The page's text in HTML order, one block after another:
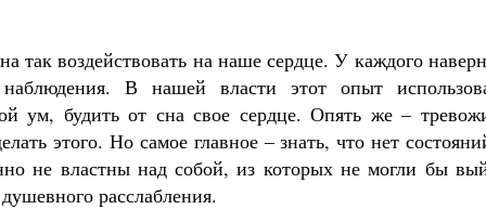
так воздействовать на наше сердце. У каждого
В нашей власти этот опыт
ум, будить от сна свое сердце. Опять же –
этого. Но самое главное – знать, что нет
не властны над собой, из которых не могли бы
расслабления.